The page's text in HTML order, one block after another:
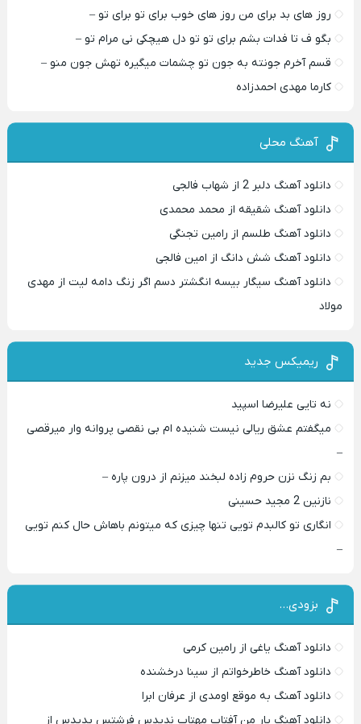
روز های بد برای من روز های خوب برای تو برای تو –
بگو ف تا فدات بشم برای تو تو دل هیچکی نی مرام تو –
قسم آخرم جونته به جون تو چشمات میگیره تهش جون منو –
کارما مهدی احمدزاده
آهنگ محلی
دانلود آهنگ دلبر 2 از شهاب فالجی
دانلود آهنگ شقیقه از محمد محمدی
دانلود آهنگ طلسم از رامین تجنگی
دانلود آهنگ شش دانگ از امین فالجی
دانلود آهنگ سیگار بیسه انگشتر دسم اگر زنگ دامه لیت از مهدی
مولاد
ریمیکس جدید
نه تایی علیرضا اسپید
میگفتم عشق ریالی نیست شنیده ام بی نقصی پروانه وار میرقصی
–
بم زنگ نزن حروم زاده لبخند میزنم از درون پاره –
نازنین 2 مجید حسینی
انگاری تو کالبدم تویی تنها چیزی که میتونم باهاش حال کنم تویی
–
بزودی…
دانلود آهنگ یاغی از رامین کرمی
دانلود آهنگ خاطرخواتم از سینا درخشنده
دانلود آهنگ به موقع اومدی از عرفان ابرا
دانلود آهنگ یار من آفتاب مهتاب ندیدس فرشتس پدیدس از